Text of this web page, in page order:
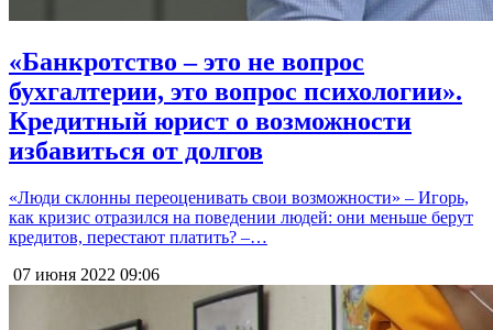
«Банкротство – это не вопрос
бухгалтерии, это вопрос психологии».
Кредитный юрист о возможности
избавиться от долгов
«Люди склонны переоценивать свои возможности» – Игорь,
как кризис отразился на поведении людей: они меньше берут
кредитов, перестают платить? –…
07 июня 2022 09:06